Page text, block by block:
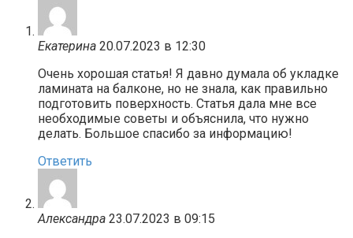
Екатерина 20.07.2023 в 12:30
Очень хорошая статья! Я давно думала об укладке
ламината на балконе, но не знала, как правильно
подготовить поверхность. Статья дала мне все
необходимые советы и объяснила, что нужно
делать. Большое спасибо за информацию!
Ответить
Александра 23.07.2023 в 09:15